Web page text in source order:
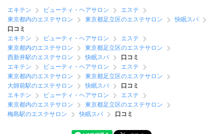
エキテン ビューティ・ヘアサロン
エステ
東京都内のエステサロン
東京都足立区のエステサロン
快眠スパ
口コミ
エキテン
ビューティ・ヘアサロン
エステ
東京都内のエステサロン
東京都足立区のエステサロン
西新井駅のエステサロン
快眠スパ
口コミ
エキテン
ビューティ・ヘアサロン
エステ
東京都内のエステサロン
東京都足立区のエステサロン
大師前駅のエステサロン
快眠スパ
口コミ
エキテン
ビューティ・ヘアサロン
エステ
東京都内のエステサロン
東京都足立区のエステサロン
梅島駅のエステサロン
快眠スパ 口コミ